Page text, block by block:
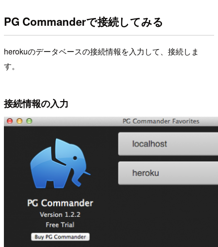
PG Commanderで接続してみる
herokuのデータベースの接続情報を入力して、接続しま
す。
接続情報の入力